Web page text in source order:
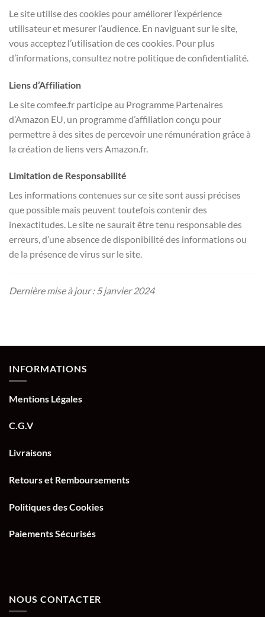
Le site utilise des cookies pour améliorer l’expérience
utilisateur et mesurer l’audience. En naviguant sur le site,
vous acceptez l’utilisation de ces cookies. Pour plus
d’informations, consultez notre politique de confidentialité.
Liens d’Affiliation
Le site comfee.fr participe au Programme Partenaires
d’Amazon EU, un programme d’affiliation conçu pour
permettre à des sites de percevoir une rémunération grâce à
la création de liens vers Amazon.fr.
Limitation de Responsabilité
Les informations contenues sur ce site sont aussi précises
que possible mais peuvent toutefois contenir des
inexactitudes. Le site ne saurait être tenu responsable des
erreurs, d’une absence de disponibilité des informations ou
de la présence de virus sur le site.
Dernière mise à jour : 5 janvier 2024
INFORMATIONS
Mentions Légales
C.G.V
Livraisons
Retours et Remboursements
Politiques des Cookies
Paiements Sécurisés
NOUS CONTACTER